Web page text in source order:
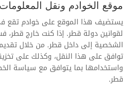
موقع الخوادم ونقل
يستضيف هذا الموقع على خوادم تقع
لقوانين دولة قطر. إذا كنت خارج قطر،
الشخصية إلى داخل قطر. من خلال
توافق على هذا النقل، وكذلك على
واستخدامها بما يتوافق مع سياسة
قطر.